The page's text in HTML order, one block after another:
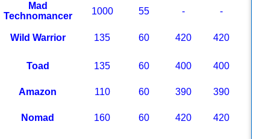
Mad
Technomancer
1000 55 - -
Wild Warrior 135 60 420 420
Toad 135 60 400 400
Amazon 110 60 390 390
Nomad 160 60 420 420